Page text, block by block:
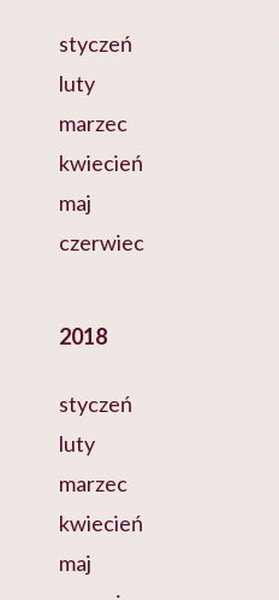
styczeń
luty
marzec
kwiecień
maj
czerwiec
2018
styczeń
luty
marzec
kwiecień
maj